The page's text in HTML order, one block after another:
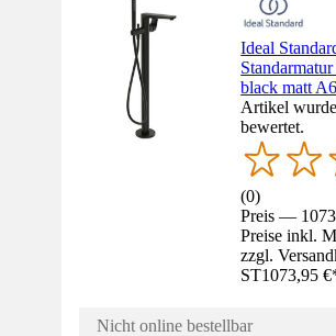
Ideal
black matt
Artikel
bewertet.
(0)
Preis —
Preise inkl.
zzgl.
ST1073,95 €
Nicht online bestellbar